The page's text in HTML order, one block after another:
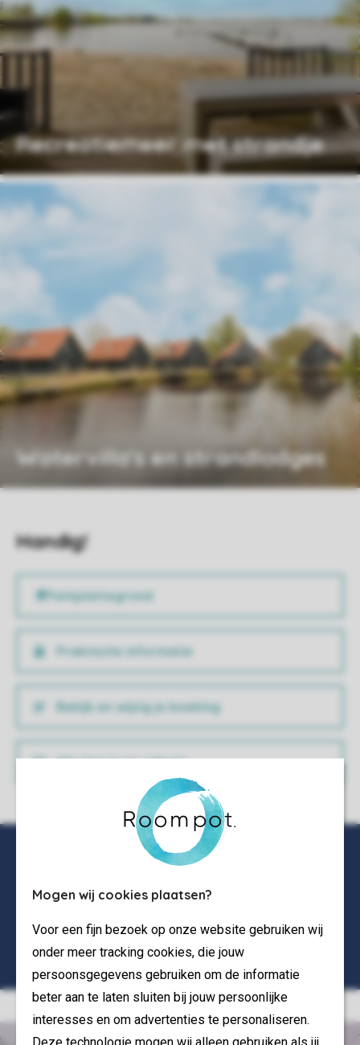
Mogen wij cookies plaatsen?
Voor een fijn bezoek op onze website gebruiken wij
onder meer tracking cookies, die jouw
persoonsgegevens gebruiken om de informatie
beter aan te laten sluiten bij jouw persoonlijke
interesses en om advertenties te personaliseren.
Deze technologie mogen wij alleen gebruiken als jij
Recreatiemeer met strandje
Watervilla's en strandlodges
Handig!
Praktische informatie
Bekijk en wijzig je boeking
Alle foto’s en video’s